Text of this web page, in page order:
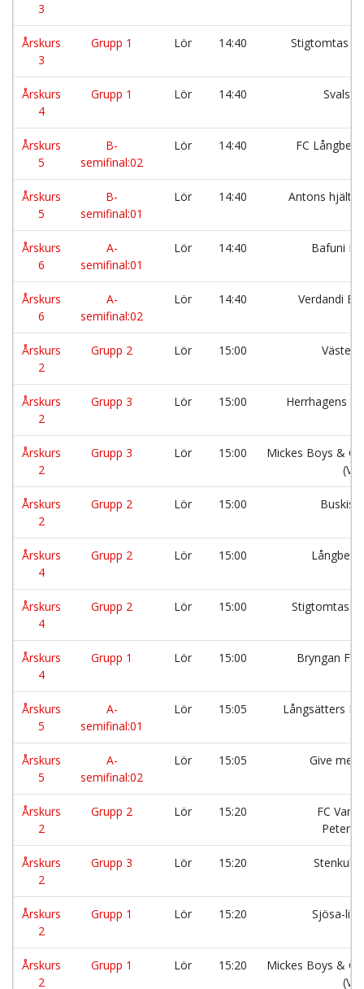
3
Årskurs
3
Grupp 1 Lör 14:40 Stigtomtas
Årskurs
4
Grupp 1 Lör 14:40
Årskurs
5
B-
semifinal:02
Lör 14:40 FC
Årskurs
5
B-
semifinal:01
Lör 14:40 Antons
Årskurs
6
A-
semifinal:01
Lör 14:40 Bafuni
Årskurs
6
A-
semifinal:02
Lör 14:40 Verdandi
Årskurs
2
Grupp 2 Lör 15:00 Väster
Årskurs
2
Grupp 3 Lör 15:00 Herrhagens
Årskurs
2
Grupp 3 Lör 15:00
Mickes Boys &
Årskurs
2
Grupp 2 Lör 15:00
Årskurs
4
Grupp 2 Lör 15:00
Årskurs
4
Grupp 2 Lör 15:00 Stigtomtas
Årskurs
4
Grupp 1 Lör 15:00 Bryngan FC
Årskurs
5
A-
semifinal:01
Lör 15:05 Långsätters
Årskurs
5
A-
semifinal:02
Lör 15:05 Give me
Årskurs
2
Grupp 2 Lör 15:20
FC
Årskurs
2
Grupp 3 Lör 15:20
Årskurs
2
Grupp 1 Lör 15:20 Sjösa-
Årskurs
2
Grupp 1 Lör 15:20
Mickes Boys &